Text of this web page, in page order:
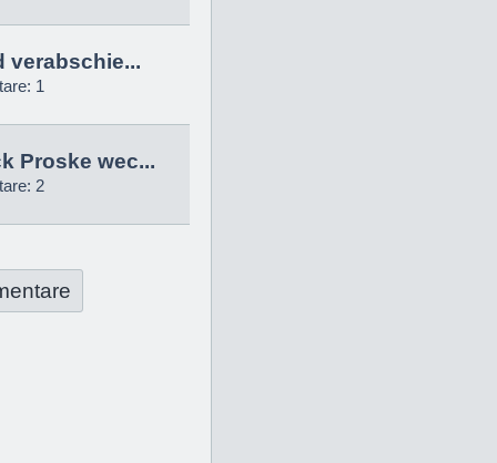
verabschie...
1
Proske wec...
2